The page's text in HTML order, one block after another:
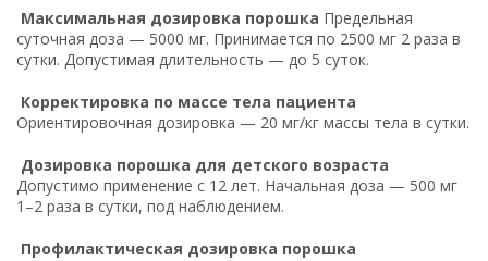
Максимальная дозировка порошка Предельная
суточная доза — 5000 мг. Принимается по 2500 мг 2 раза в
сутки. Допустимая длительность — до 5 суток.
Корректировка по массе тела пациента
Ориентировочная дозировка — 20 мг/кг массы тела в сутки.
Дозировка порошка для детского возраста
Допустимо применение с 12 лет. Начальная доза — 500 мг
1–2 раза в сутки, под наблюдением.
Профилактическая дозировка порошка